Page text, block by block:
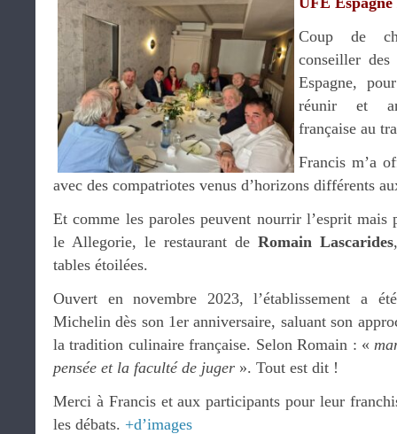
Coup de
conseiller
Espagne,
réunir et
française au
Francis m’a
avec des compatriotes venus d’horizons différents
Et comme les paroles peuvent nourrir l’esprit mais
le Allegorie, le restaurant de Romain Lascarides
tables étoilées.
Ouvert en novembre 2023, l’établissement a
Michelin dès son 1er anniversaire, saluant son
la tradition culinaire française. Selon Romain : «
pensée et la faculté de juger ». Tout est dit !
Merci à Francis et aux participants pour leur
les débats. +d’images